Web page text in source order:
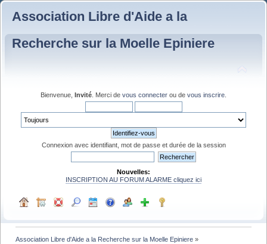
Association Libre d'Aide a la
Recherche sur la Moelle Epiniere
Bienvenue, Invité . Merci de vous connecter ou de vous inscrire
Connexion avec identifiant, mot de passe et durée de la session
Nouvelles:
INSCRIPTION AU FORUM ALARME cliquez ici
Association Libre d'Aide a la Recherche sur la Moelle Epiniere »